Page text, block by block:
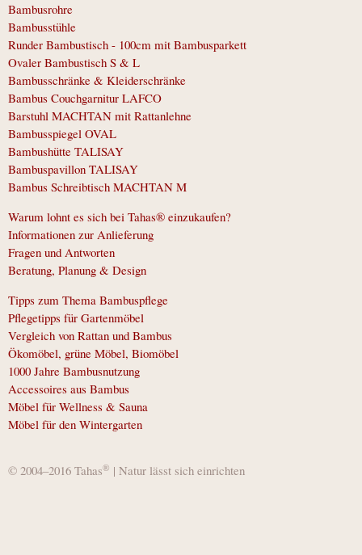
Bambusrohre
Bambusstühle
Runder Bambustisch - 100cm mit Bambusparkett
Ovaler Bambustisch S & L
Bambusschränke & Kleiderschränke
Bambus Couchgarnitur LAFCO
Barstuhl MACHTAN mit Rattanlehne
Bambusspiegel OVAL
Bambushütte TALISAY
Bambuspavillon TALISAY
Bambus Schreibtisch MACHTAN M
Warum lohnt es sich bei Tahas® einzukaufen?
Informationen zur Anlieferung
Fragen und Antworten
Beratung, Planung & Design
Tipps zum Thema Bambuspflege
Pflegetipps für Gartenmöbel
Vergleich von Rattan und Bambus
Ökomöbel, grüne Möbel, Biomöbel
1000 Jahre Bambusnutzung
Accessoires aus Bambus
Möbel für Wellness & Sauna
Möbel für den Wintergarten
© 2004–2016 Tahas® | Natur lässt sich einrichten